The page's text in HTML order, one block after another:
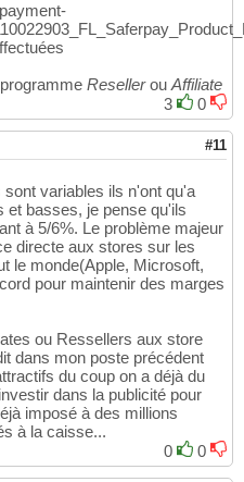
ResellerouAffiliate
3
0
#11
variables ils n'ont qu'a
basses, je pense qu'ils
à 5/6%. Le problème majeur
directe aux stores sur les
le monde(Apple, Microsoft,
pour maintenir des marges
ou Ressellers aux store
dans mon poste précédent
du coup on a déjà du
dans la publicité pour
imposé à des millions
à la caisse...
0
0